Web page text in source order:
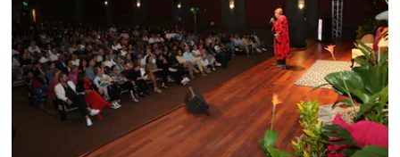
Buscador
Comunicados
Catálogos
marcas
RSS
Temas
Autores